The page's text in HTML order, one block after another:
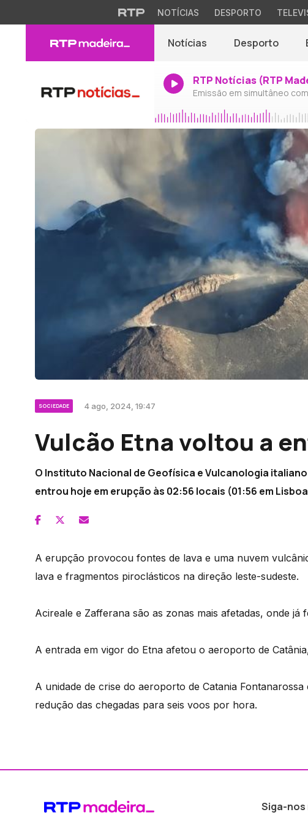
NOTÍCIAS DESPORTO
Notícias Desporto
RTP Notícias (RTP
Emissão em simultâneo
SOCIEDADE 4 ago, 2024, 19:47
Vulcão Etna voltou a
O Instituto Nacional de Geofísica e Vulcanologia
entrou hoje em erupção às 02:56 locais (01:56 em
A erupção provocou fontes de lava e uma nuvem
lava e fragmentos piroclásticos na direção leste-sudeste.
Acireale e Zafferana são as zonas mais afetadas, onde já
A entrada em vigor do Etna afetou o aeroporto de
A unidade de crise do aeroporto de Catania
redução das chegadas para seis voos por hora.
Siga-nos